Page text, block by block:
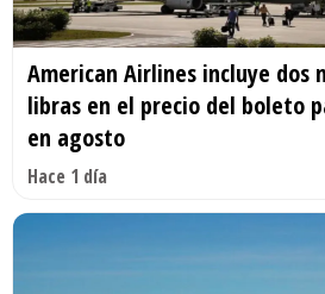
American Airlines incluye dos
libras en el precio del boleto
en agosto
Hace 1 día